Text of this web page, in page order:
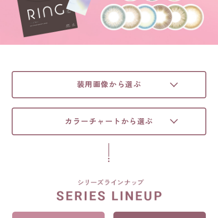
装用画像から選ぶ
カラーチャートから選ぶ